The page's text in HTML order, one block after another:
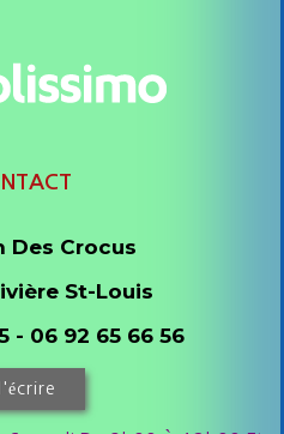
Des Crocus
St-Louis
- 06 92 65 66 56